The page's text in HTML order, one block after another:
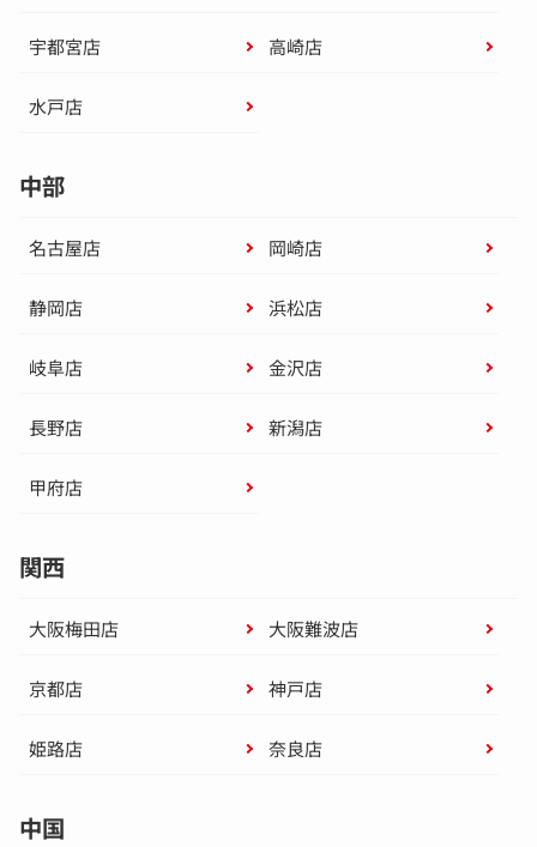
宇都宮店 高崎店
水戸店
中部
名古屋店 岡崎店
静岡店 浜松店
岐阜店 金沢店
長野店 新潟店
甲府店
関西
大阪梅田店 大阪難波店
京都店 神戸店
姫路店 奈良店
中国